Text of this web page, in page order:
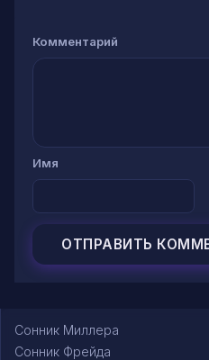
Комментарий
Имя
Сонник Миллера
Сонник Фрейда